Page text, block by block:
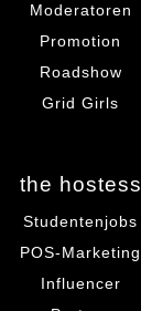
Moderatoren
Promotion
Roadshow
Grid Girls
the hostess
Studentenjobs
POS-Marketing
Influencer